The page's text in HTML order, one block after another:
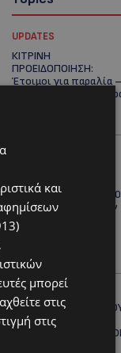
UPDATES
ΚΙΤΡΙΝΗ
ΠΡΟΕΙΔΟΠΟΙΗΣΗ:
Έτοιμοι για παραλία –
Στους 40°C και
ΔΗΜΟΣ ΛΑΤΣΙΩΝ –
ΓΕΡΙΟΥ: Πάνω από
υπογραφές κατά των
Δομών Ανηλίκων –
Ζητούν γραπτή
Κράτος
LIFESTYLE
ΕΛΕΝΑ
Από τη σκηνή στην
Αντιπροεδρία του
και
μπορεί
στις
στις